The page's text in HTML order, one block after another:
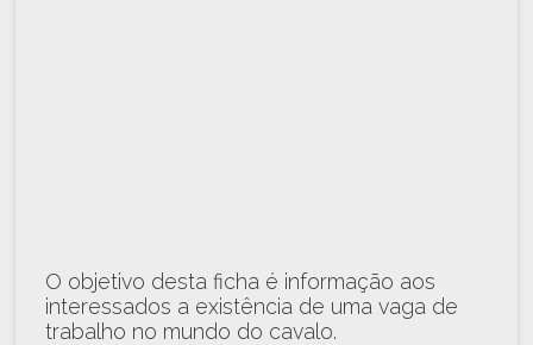
O objetivo desta ficha é informação aos
interessados a existência de uma vaga de
trabalho no mundo do cavalo.